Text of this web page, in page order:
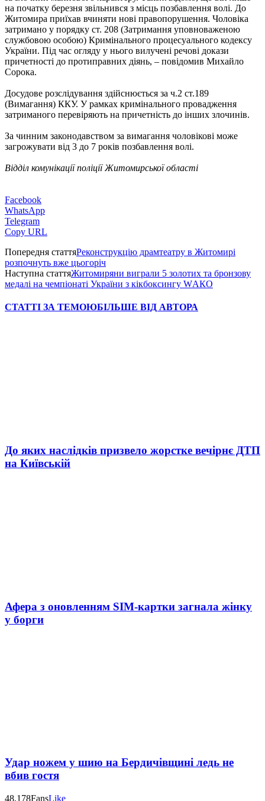
на початку березня звільнився з місць позбавлення волі. До
Житомира приїхав вчиняти нові правопорушення. Чоловіка
затримано у порядку ст. 208 (Затримання уповноваженою
службовою особою) Кримінального процесуального кодексу
України. Під час огляду у нього вилучені речові докази
причетності до протиправних діянь, – повідомив Михайло
Сорока.
Досудове розслідування здійснюється за ч.2 ст.189
(Вимагання) ККУ. У рамках кримінального провадження
затриманого перевіряють на причетність до інших злочинів.
За чинним законодавством за вимагання чоловікові може
загрожувати від 3 до 7 років позбавлення волі.
Відділ комунікації поліції Житомирської області
Facebook
WhatsApp
Telegram
Copy URL
Попередня статтяРеконструкцію драмтеатру в Житомирі
розпочнуть вже цьогоріч
Наступна статтяЖитомиряни виграли 5 золотих та бронзову
медалі на чемпіонаті України з кікбоксингу WАКО
СТАТТІ ЗА ТЕМОЮБІЛЬШЕ ВІД АВТОРА
До яких наслідків призвело жорстке вечірнє ДТП
на Київській
Афера з оновленням SIM-картки загнала жінку
у борги
Удар ножем у шию на Бердичівщині ледь не
вбив гостя
48,178FansLike